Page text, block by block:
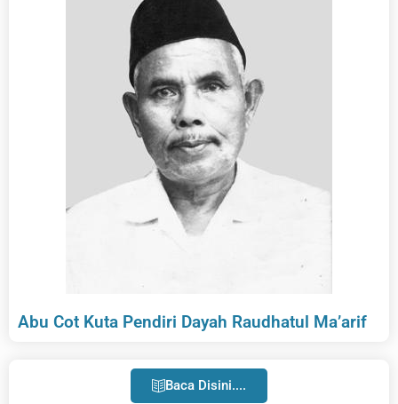
Abu Cot Kuta Pendiri Dayah Raudhatul Ma’arif
Baca Disini....